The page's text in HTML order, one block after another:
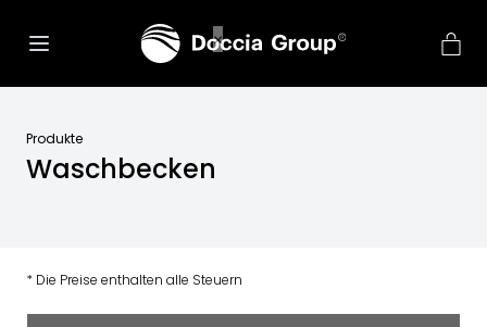
Produkte
Waschbecken
* Die Preise enthalten alle Steuern